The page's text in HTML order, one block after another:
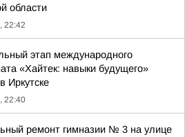
области
22:42
этап международного
«Хайтек: навыки будущего»
Иркутске
22:40
ремонт гимназии № 3 на улице